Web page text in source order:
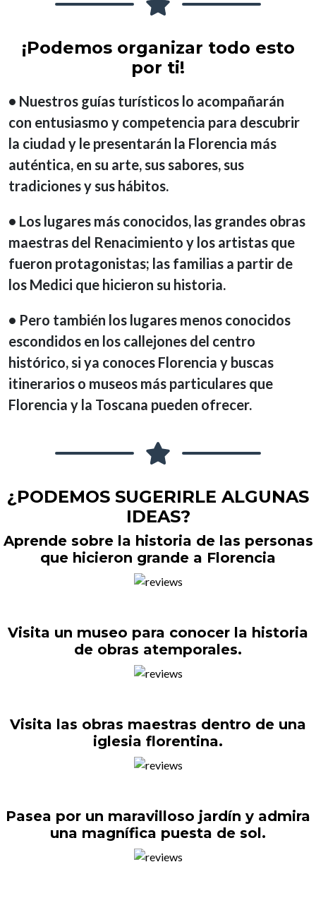
¡Podemos organizar todo esto
por ti!
• Nuestros guías turísticos lo acompañarán
con entusiasmo y competencia para descubrir
la ciudad y le presentarán la Florencia más
auténtica, en su arte, sus sabores, sus
tradiciones y sus hábitos.
• Los lugares más conocidos, las grandes obras
maestras del Renacimiento y los artistas que
fueron protagonistas; las familias a partir de
los Medici que hicieron su historia.
• Pero también los lugares menos conocidos
escondidos en los callejones del centro
histórico, si ya conoces Florencia y buscas
itinerarios o museos más particulares que
Florencia y la Toscana pueden ofrecer.
¿PODEMOS SUGERIRLE ALGUNAS
IDEAS?
Aprende sobre la historia de las personas
que hicieron grande a Florencia
Visita un museo para conocer la historia
de obras atemporales.
Visita las obras maestras dentro de una
iglesia florentina.
Pasea por un maravilloso jardín y admira
una magnífica puesta de sol.